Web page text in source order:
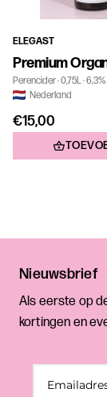
ELEGAST
Premium
Perencider 0,75L 6,3%
Nederland
€15,00
Nieuwsbrief
Als eerste op
kortingen en